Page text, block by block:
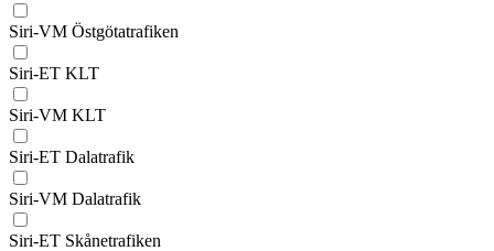
Siri-VM Östgötatrafiken
Siri-ET KLT
Siri-VM KLT
Siri-ET Dalatrafik
Siri-VM Dalatrafik
Siri-ET Skånetrafiken